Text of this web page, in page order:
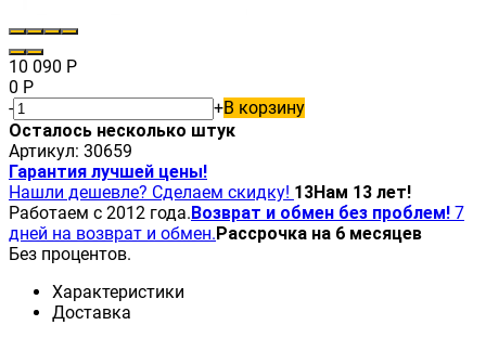
10 090 Р
0 Р
-
+В корзину
Осталось несколько штук
Артикул: 30659
Гарантия лучшей цены!
Нашли дешевле? Сделаем скидку! 13Нам 13 лет!
Работаем с 2012 года.Возврат и обмен без проблем! 7
дней на возврат и обмен.Рассрочка на 6 месяцев
Без процентов.
Характеристики
Доставка